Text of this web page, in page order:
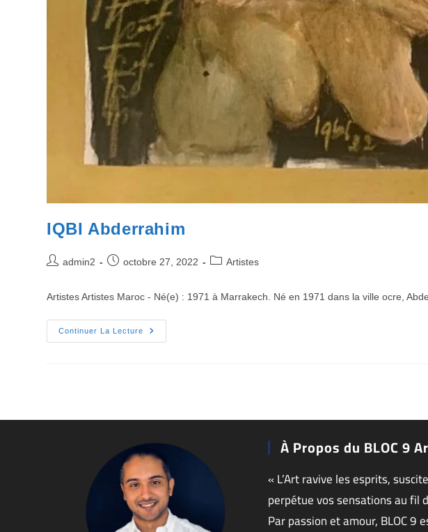
IQBI Abderrahim
admin2 octobre 27, 2022 Artistes
Artistes Artistes Maroc - Né(e) : 1971 à Marrakech. Né en 1971 dans la ville ocre,
Continuer La Lecture
À Propos du BLOC 9
« L’Art ravive les esprits,
perpétue vos sensations au fil
Par passion et amour, BLOC